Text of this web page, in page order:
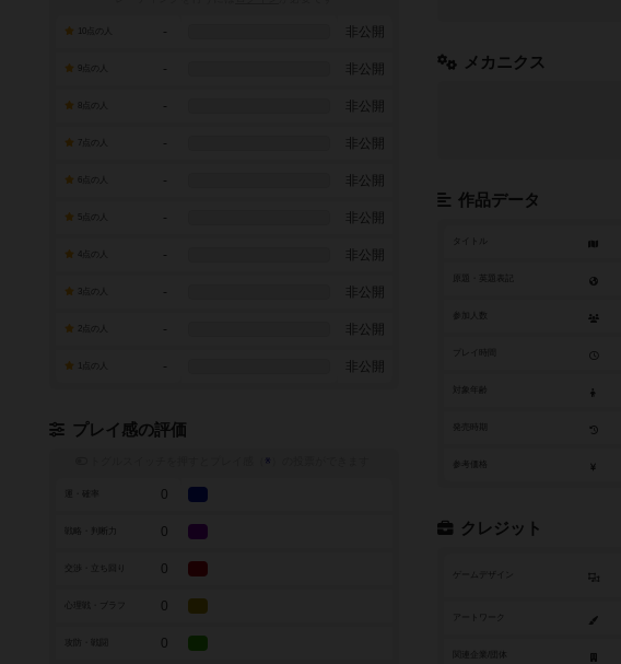
メカニクス
作品データ
タイトル
参加人数
参考価格
クレジット
ゲームデザイン
アートワーク
- 非公開
- 非公開
- 非公開
7点の人 - 非公開
- 非公開
- 非公開
- 非公開
- 非公開
- 非公開
- 非公開
プレイ感の評価
※
0
戦略・判断力 0
0
0
0